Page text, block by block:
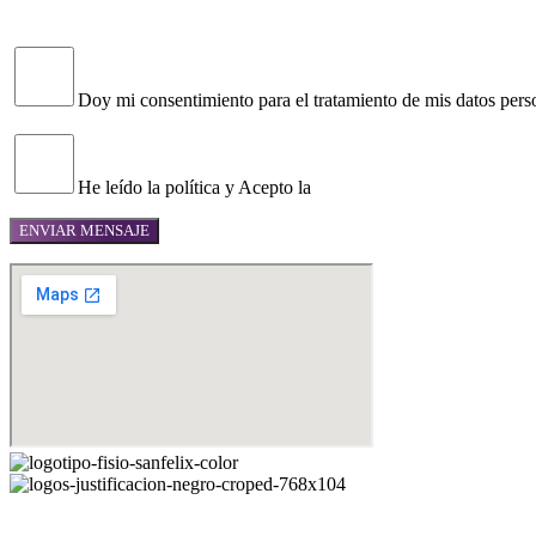
Doy mi consentimiento para el tratamiento de mis datos
He leído la política y Acepto la